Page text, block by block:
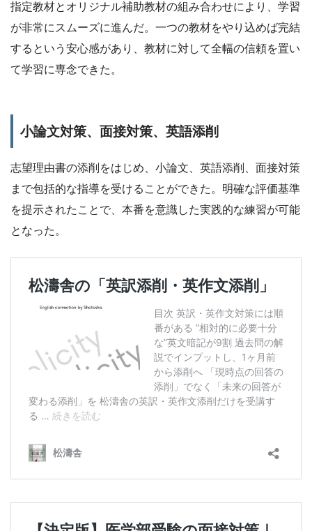
指定教材とオリジナル補助教材の組み合わせにより、学習
が非常にスムーズに進んだ。一つの教材をやり込めば完結
するという安心感があり、教材に対して全幅の信頼を置い
て学習に専念できた。
小論文対策、面接対策、英語添削
志望理由書の添削をはじめ、小論文、英語添削、面接対策
まで包括的な指導を受けることができた。明確な評価基準
を提示されたことで、本番を意識した実践的な練習が可能
となった。